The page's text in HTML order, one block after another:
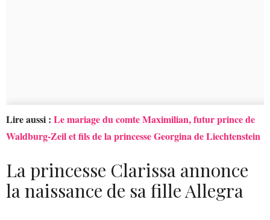
Lire aussi : Le mariage du comte Maximilian, futur prince de
Waldburg-Zeil et fils de la princesse Georgina de Liechtenstein
La princesse Clarissa annonce
la naissance de sa fille Allegra